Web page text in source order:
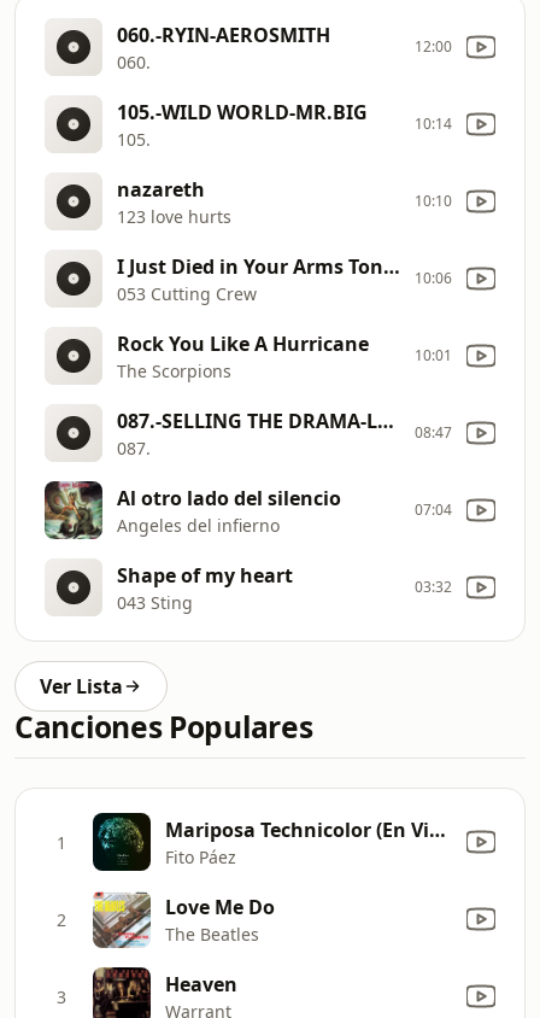
060.-RYIN-AEROSMITH
060.
12:00
105.-WILD WORLD-MR.BIG
105.
10:14
nazareth
123 love hurts
10:10
I Just Died in Your Arms Tonight
053 Cutting Crew
10:06
Rock You Like A Hurricane
The Scorpions
10:01
087.-SELLING THE DRAMA-LIVE
087.
08:47
Al otro lado del silencio
Angeles del infierno
07:04
Shape of my heart
043 Sting
03:32
Ver Lista
Canciones Populares
1 Mariposa Technicolor (En Vivo)
Fito Páez
2 Love Me Do
The Beatles
3 Heaven
Warrant